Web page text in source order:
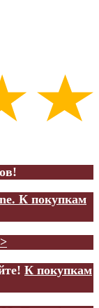
К покупкам
К покупкам